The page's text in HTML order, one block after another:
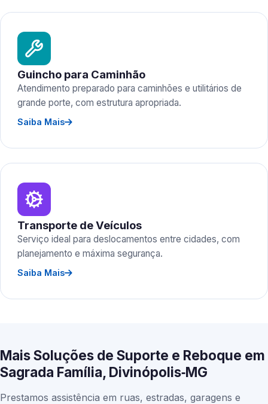
Guincho para Caminhão
Atendimento preparado para caminhões e utilitários de
grande porte, com estrutura apropriada.
Saiba Mais
Transporte de Veículos
Serviço ideal para deslocamentos entre cidades, com
planejamento e máxima segurança.
Saiba Mais
Mais Soluções de Suporte e Reboque em
Sagrada Família, Divinópolis‑MG
Prestamos assistência em ruas, estradas, garagens e